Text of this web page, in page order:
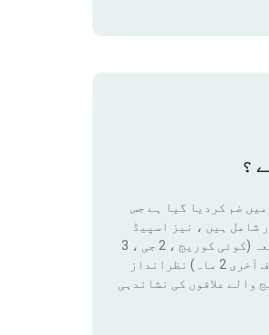
؟
ضم کردیا گیا ہے جس
شامل ہیں ، نیز اسپیڈ
ٹیسٹ کے نتائج اور کوریج ڈیٹا تک رسائی بھی شامل ہے۔ ان ڈیٹا کو ٹکنالوجی کے ذریعہ (کوئی کوریج ، 2 جی ، 3
جی ، 4 جی ، 4 جی + ، 5 جی) فلٹر لگانے سے کسی قابل ترتیب مدت میں (مثال کے طور پر صرف آخری 2 ماہ) نظرانداز
والے علاقوں کی نشاندہی